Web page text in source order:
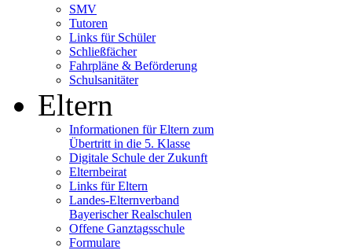
SMV
Tutoren
Links für Schüler
Schließfächer
Fahrpläne & Beförderung
Schulsanitäter
Eltern
Informationen für Eltern zum
Übertritt in die 5. Klasse
Digitale Schule der Zukunft
Elternbeirat
Links für Eltern
Landes-Elternverband
Bayerischer Realschulen
Offene Ganztagsschule
Formulare